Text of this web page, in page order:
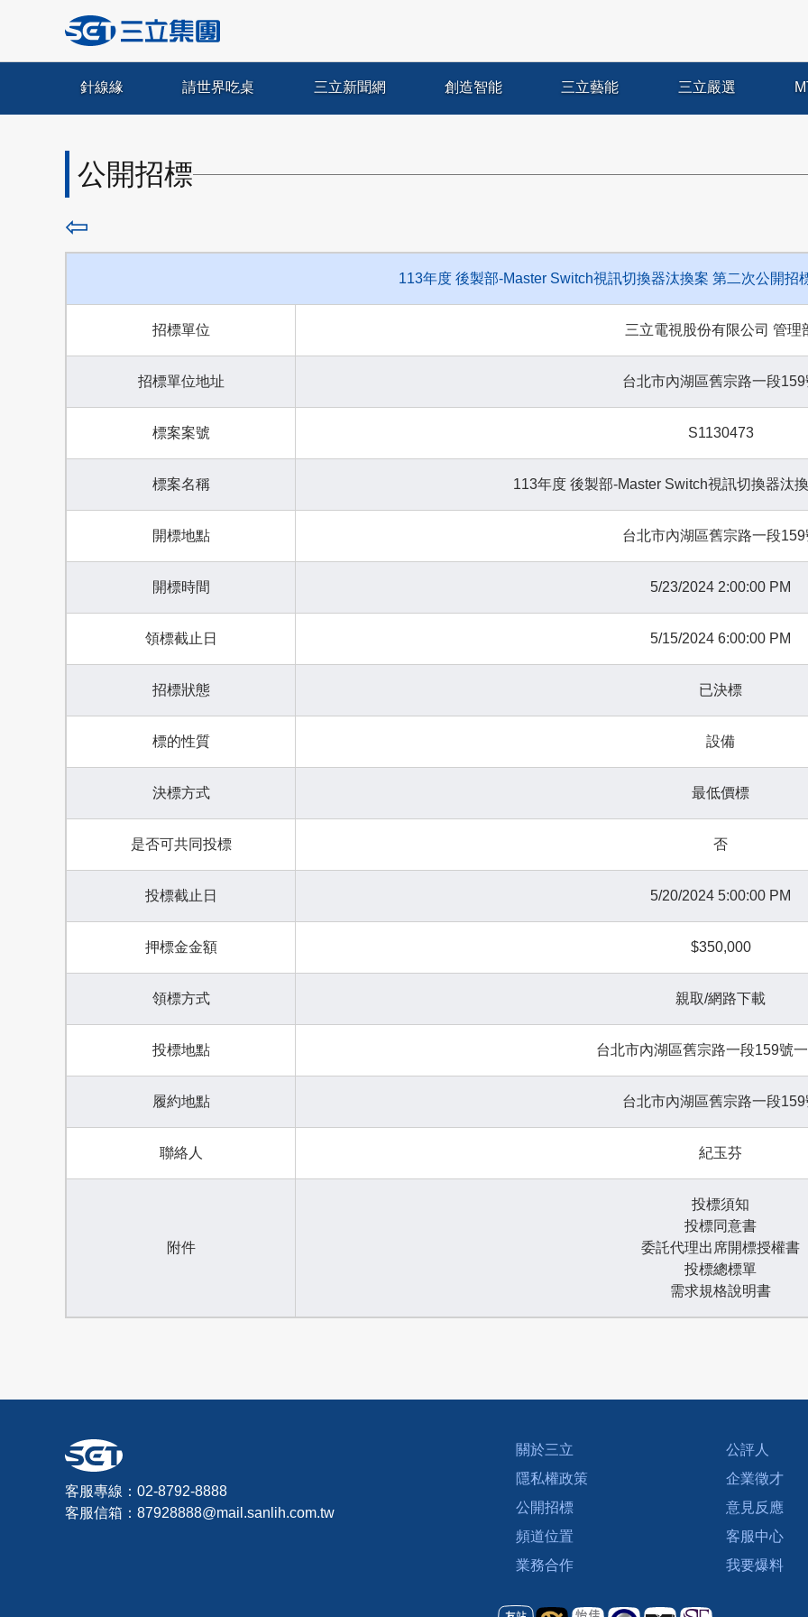
針線緣 請世界吃桌 三立新聞網 創造智能 三立藝能 三立嚴選
公開招標
⇦
113年度 後製部-Master Switch視訊切換器汰換案 第二次公開招
招標單位 三立電視股份有限公司 管理
招標單位地址 台北市內湖區舊宗路一段159
標案案號 S1130473
標案名稱 113年度 後製部-Master Switch視訊切換器汰
開標地點 台北市內湖區舊宗路一段159
開標時間 5/23/2024 2:00:00 PM
領標截止日 5/15/2024 6:00:00 PM
招標狀態 已決標
標的性質 設備
決標方式 最低價標
是否可共同投標 否
投標截止日 5/20/2024 5:00:00 PM
押標金金額 $350,000
領標方式 親取/網路下載
投標地點 台北市內湖區舊宗路一段159號
履約地點 台北市內湖區舊宗路一段159
聯絡人 紀玉芬
附件
投標須知
投標同意書
委託代理出席開標授權書
投標總標單
需求規格說明書
客服專線：02-8792-8888
客服信箱： 87928888@mail.sanlih.com.tw
關於三立
隱私權政策
公開招標
頻道位置
業務合作
公評人
企業徵才
意見反應
客服中心
我要爆料